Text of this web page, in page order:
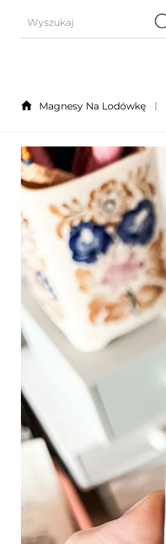
Magnesy Na Lodówkę